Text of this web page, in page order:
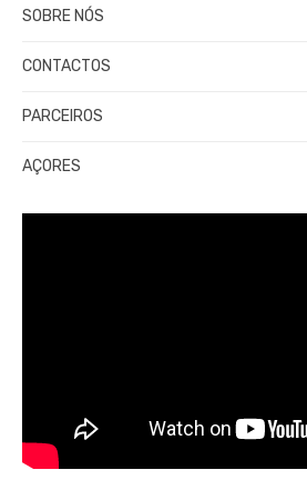
SOBRE NÓS
CONTACTOS
PARCEIROS
AÇORES